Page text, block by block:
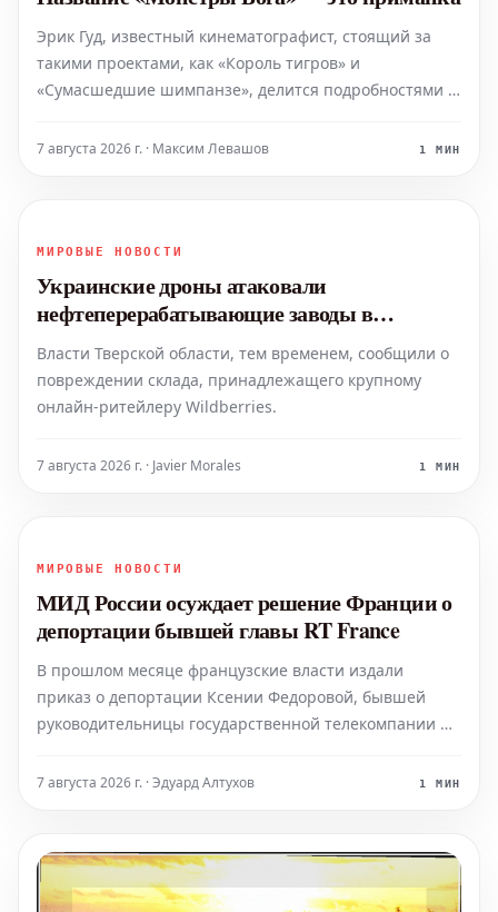
Эрик Гуд, известный кинематографист, стоящий за
такими проектами, как «Король тигров» и
«Сумасшедшие шимпанзе», делится подробностями о
погружение в мир рептилий и знакомство с целой
7 августа 2026 г. · Максим Левашов 1 МИН
МИРОВЫЕ НОВОСТИ
Украинские дроны атаковали
нефтеперерабатывающие заводы в
Ярославле и Башкортостане
Власти Тверской области, тем временем, сообщили о
повреждении склада, принадлежащего крупному
онлайн-ритейлеру Wildberries.
7 августа 2026 г. · Javier Morales 1 МИН
МИРОВЫЕ НОВОСТИ
МИД России осуждает решение Франции о
депортации бывшей главы RT France
В прошлом месяце французские власти издали
приказ о депортации Ксении Федоровой, бывшей
руководительницы государственной телекомпании RT
7 августа 2026 г. · Эдуард Алтухов 1 МИН